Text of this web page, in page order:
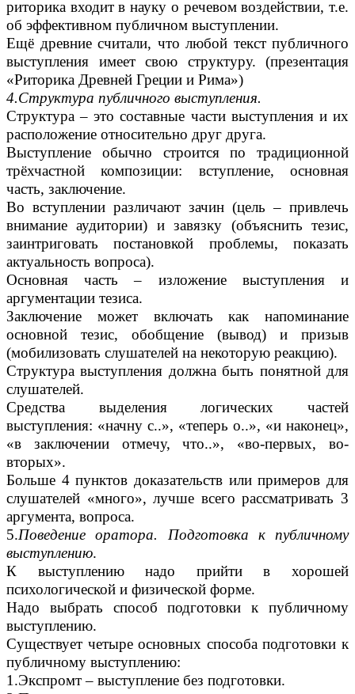
риторика входит в науку о речевом воздействии, т.е.
об эффективном публичном выступлении.
Ещё древние считали, что любой текст публичного
выступления имеет свою структуру. (презентация
«Риторика Древней Греции и Рима»)
4.Структура публичного выступления.
Структура – это составные части выступления и их
расположение относительно друг друга.
Выступление обычно строится по традиционной
трёхчастной композиции: вступление, основная
часть, заключение.
Во вступлении различают зачин (цель – привлечь
внимание аудитории) и завязку (объяснить тезис,
заинтриговать постановкой проблемы, показать
актуальность вопроса).
Основная часть – изложение выступления и
аргументации тезиса.
Заключение может включать как напоминание
основной тезис, обобщение (вывод) и призыв
(мобилизовать слушателей на некоторую реакцию).
Структура выступления должна быть понятной для
слушателей.
Средства выделения логических частей
выступления: «начну с..», «теперь о..», «и наконец»,
«в заключении отмечу, что..», «во-первых, во-
вторых».
Больше 4 пунктов доказательств или примеров для
слушателей «много», лучше всего рассматривать 3
аргумента, вопроса.
5.Поведение оратора. Подготовка к публичному
выступлению.
К выступлению надо прийти в хорошей
психологической и физической форме.
Надо выбрать способ подготовки к публичному
выступлению.
Существует четыре основных способа подготовки к
публичному выступлению:
1.Экспромт – выступление без подготовки.